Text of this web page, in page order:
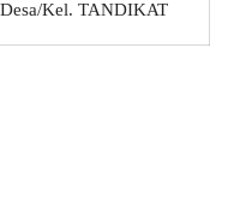
Desa/Kel. TANDIKAT